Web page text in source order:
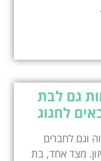
גם לבת
לחגוג
וגם לחברים
מצד אחד, בת